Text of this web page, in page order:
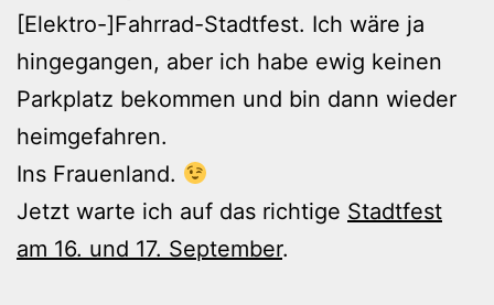
[Elektro-]Fahrrad-Stadtfest. Ich wäre ja
hingegangen, aber ich habe ewig keinen
Parkplatz bekommen und bin dann wieder
heimgefahren.
Ins Frauenland.
Jetzt warte ich auf das richtige Stadtfest
am 16. und 17. September.